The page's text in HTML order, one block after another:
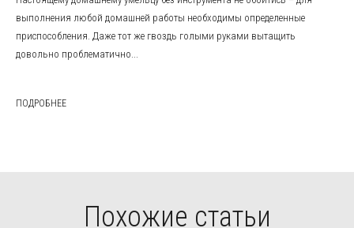
выполнения любой домашней работы необходимы определенные
приспособления. Даже тот же гвоздь голыми руками вытащить
довольно проблематично...
ПОДРОБНЕЕ
Похожие статьи